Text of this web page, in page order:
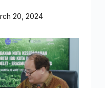
20, 2024